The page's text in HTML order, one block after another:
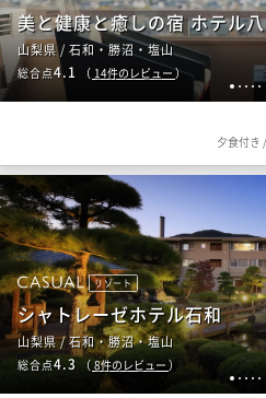
1 2 3 45
美と健康と癒しの宿 ホテル
山梨県 / 石和・勝沼・塩山
総合点4.1 （ 14件のレビュー）
夕食付き /
1 2 3 4 5
リゾート
シャトレーゼホテル石和
山梨県 / 石和・勝沼・塩山
総合点4.3 （ 8件のレビュー ）